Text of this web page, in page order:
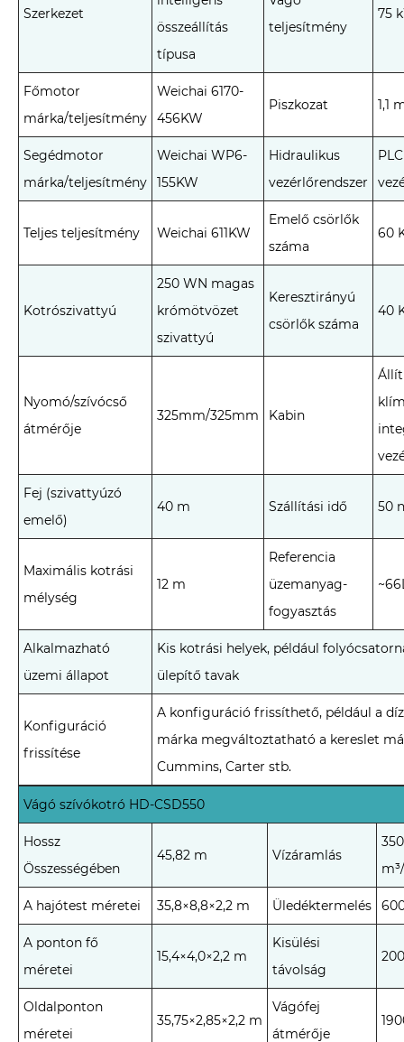
Szerkezet
összeállítás
típusa
teljesítmény
75
Főmotor
márka/teljesítmény
Weichai 6170-
456KW
Piszkozat 1,1
Segédmotor
márka/teljesítmény
Weichai WP6-
155KW
Hidraulikus
vezérlőrendszer
Teljes teljesítmény Weichai 611KW
Emelő csörlők
száma
60
Kotrószivattyú
250 WN magas
krómötvözet
szivattyú
Keresztirányú
csörlők száma
40
Nyomó/szívócső
átmérője
325mm/325mm Kabin
Fej (szivattyúzó
emelő)
40 m Szállítási idő 50
Maximális kotrási
mélység
12 m
Referencia
üzemanyag-
fogyasztás
Alkalmazható
üzemi állapot
Kis kotrási helyek, például
ülepítő tavak
Konfiguráció
frissítése
A konfiguráció frissíthető, például a
márka megváltoztatható a kereslet
Cummins, Carter stb.
Vágó szívókotró HD-CSD550
Hossz
Összességében
45,82 m Vízáramlás
A hajótest méretei 35,8×8,8×2,2 m Üledéktermelés
A ponton fő
méretei
15,4×4,0×2,2 m
Kisülési
távolság
Oldalponton
méretei
35,75×2,85×2,2 m
Vágófej
átmérője